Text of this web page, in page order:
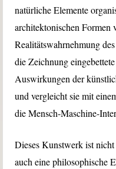
natürliche Elemente
architektonischen Formen
Realitätswahrnehmung
die Zeichnung
Auswirkungen der
und vergleicht sie mit
die Mensch-Maschine-
Dieses Kunstwerk ist
auch eine philosophische